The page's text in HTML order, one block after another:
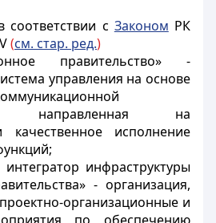
с Законом РК
(см. стар. ред.)
правительство» -
управления на основе
направленная на
качественное исполнение
инфраструктуры
- организация,
организационные и